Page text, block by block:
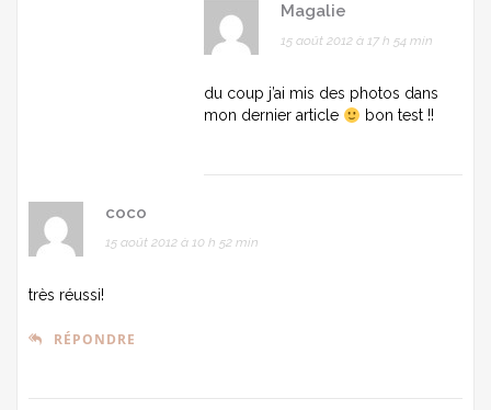
Magalie
15 août 2012 à 17 h 54 min
du coup j’ai mis des photos dans
mon dernier article
bon test !!
coco
15 août 2012 à 10 h 52 min
très réussi!
RÉPONDRE